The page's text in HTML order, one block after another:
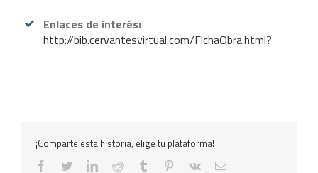
Enlaces de interés:
http://bib.cervantesvirtual.com/FichaObra.html?
¡Comparte esta historia, elige tu plataforma!
facebooktwitterlinkedinreddit tumblr pinterest
vk
Correo